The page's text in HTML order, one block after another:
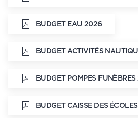
BUDGET EAU 2026
BUDGET ACTIVITÉS
BUDGET POMPES
BUDGET CAISSE DES